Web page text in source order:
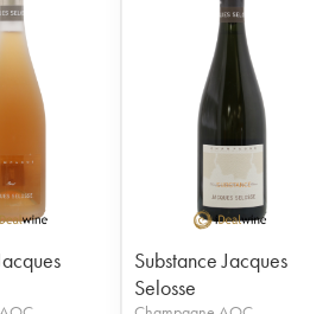
Substance Jacques
Selosse